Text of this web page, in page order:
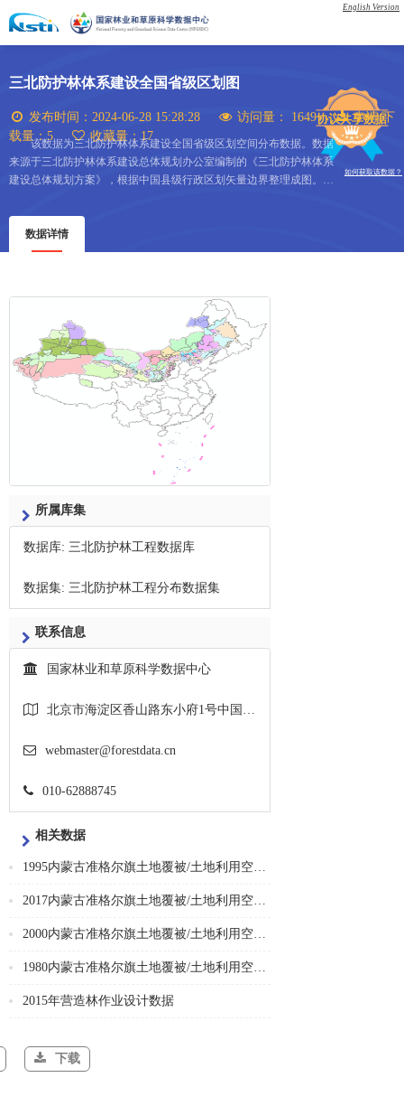
English Version
协议共享数据
如何获取该数据？
三北防护林体系建设全国省级区划图
发布时间： 2024-06-28 15:28:28 访问量： 1649
申请/下
载量：5 收藏量：17
该数据为三北防护林体系建设全国省级区划空间分布数据。数据
来源于三北防护林体系建设总体规划办公室编制的《三北防护林体系
建设总体规划方案》，根据中国县级行政区划矢量边界整理成图。数
保护、建设管理等提供数据支撑服务。
数据详情
所属库集
数据库: 三北防护林工程数据库
数据集: 三北防护林工程分布数据集
联系信息
国家林业和草原科学数据中心
北京市海淀区香山路东小府1号中国林业科学院资源信息研究所
webmaster@forestdata.cn
010-62888745
相关数据
1995内蒙古准格尔旗土地覆被/土地利用空间分布图
2017内蒙古准格尔旗土地覆被/土地利用空间分布图
2000内蒙古准格尔旗土地覆被/土地利用空间分布图
1980内蒙古准格尔旗土地覆被/土地利用空间分布图
2015年营造林作业设计数据
下载